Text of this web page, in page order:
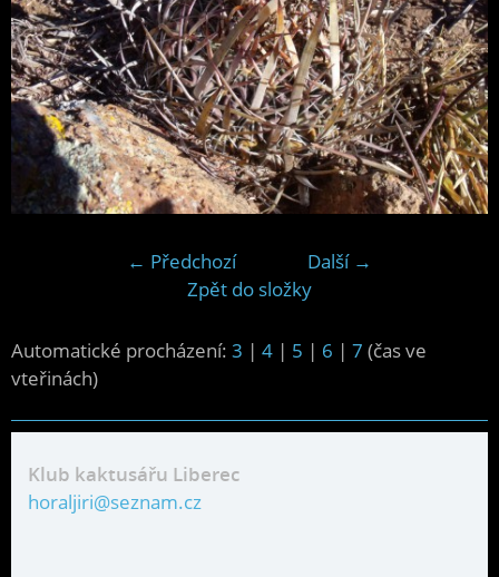
← Předchozí
Další →
Zpět do složky
Automatické procházení: 3 | 4 | 5 | 6 | 7 (čas ve
vteřinách)
Klub kaktusářu Liberec
horaljiri@seznam.cz